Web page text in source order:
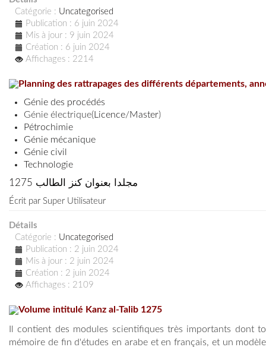
Catégorie : Uncategorised
Publication : 6 juin 2024
Mis à jour : 9 juin 2024
Création : 6 juin 2024
Affichages : 2214
Planning des rattrapages des différents départements,
Génie des procédés
Génie électrique( Licence/Master)
Pétrochimie
Génie mécanique
Génie civil
Technologie
مجلدا بعنوان كنز الطالب 1275
Écrit par Super Utilisateur
Détails
Catégorie : Uncategorised
Publication : 2 juin 2024
Mis à jour : 2 juin 2024
Création : 2 juin 2024
Affichages : 2109
Volume intitulé Kanz al-Talib 1275
Il contient des modules scientifiques très importants dont
mémoire de fin d'études en arabe et en français, et un